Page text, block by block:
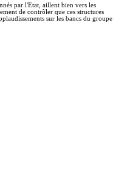
par l'Etat, aillent bien vers les
de contrôler que ces structures
sur les bancs du groupe